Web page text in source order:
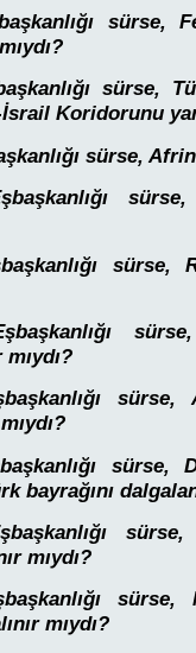
sürse,
sürse,
Koridorunu
sürse,
sürse,
sürse,
sürse,
bayrağını
mıydı?
sürse,
mıydı?